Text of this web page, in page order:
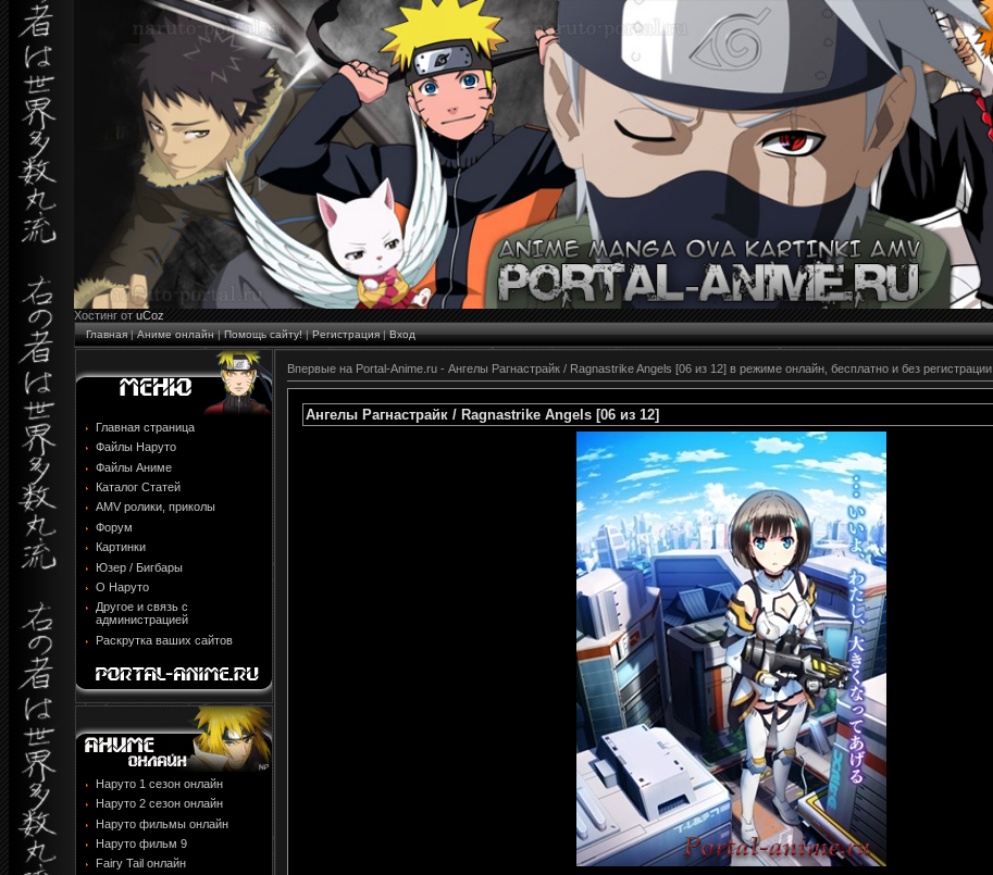
Хостинг от uCoz
Главная|Аниме онлайн|Помощь сайту!|Регистрация|Вход
Главная страница
Файлы Наруто
Файлы Аниме
Каталог Статей
AMV ролики, приколы
Форум
Картинки
Юзер / Бигбары
О Наруто
Другое и связь с
администрацией
Раскрутка ваших сайтов
Наруто 1 сезон онлайн
Наруто 2 сезон онлайн
Наруто фильмы онлайн
Наруто фильм 9
Fairy Tail онлайн
Впервые на Portal-Anime.ru - Ангелы Рагнастрайк / Ragnastrike Angels [06 из 12] в режиме онлайн, бесплатно и без регистрации.
Ангелы Рагнастрайк / Ragnastrike Angels [06 из 12]